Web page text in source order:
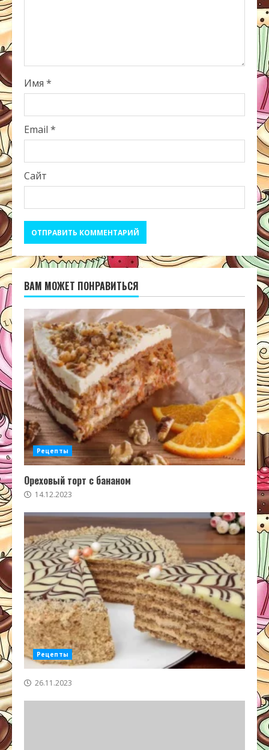
Имя *
Email *
Сайт
ВАМ МОЖЕТ ПОНРАВИТЬСЯ
Рецепты
Ореховый торт с бананом
14.12.2023
Рецепты
26.11.2023